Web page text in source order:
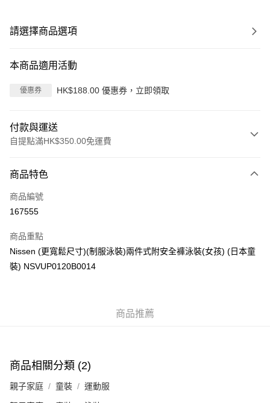
請選擇商品選項
本商品適用活動
優惠券 HK$188.00 優惠券，立即領取
付款與運送
自提點滿HK$350.00免運費
信用卡
Apple Pay
PayMe
WeChat Pay
付款後順豐站及營業點
每筆HK$40.00，滿HK$350.00或以上免運費
商品特色
商品編號
167555
商品重點
Nissen (更寬鬆尺寸)(制服泳裝)兩件式附安全褲泳裝(女孩) (日本童
裝) NSVUP0120B0014
商品推薦
商品相關分類 (2)
親子家庭 童裝 運動服